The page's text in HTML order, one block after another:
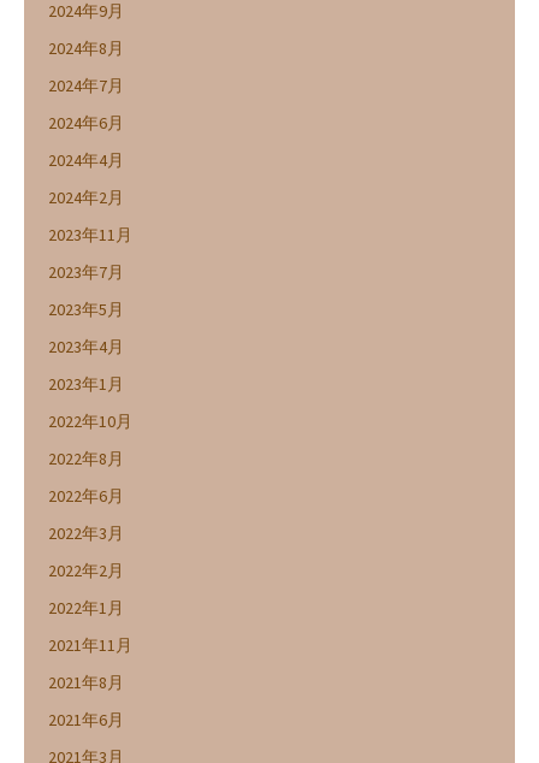
2024年9月
2024年8月
2024年7月
2024年6月
2024年4月
2024年2月
2023年11月
2023年7月
2023年5月
2023年4月
2023年1月
2022年10月
2022年8月
2022年6月
2022年3月
2022年2月
2022年1月
2021年11月
2021年8月
2021年6月
2021年3月